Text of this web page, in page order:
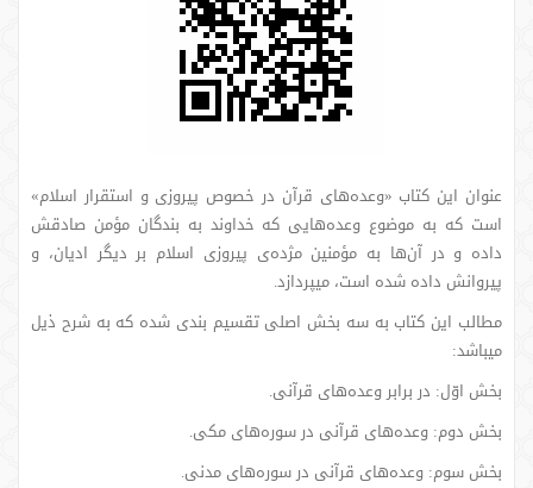
عنوان این کتاب «وعده‌های قرآن در خصوص پیروزی و استقرار اسلام»
است که به موضوع وعده‌هایی که خداوند به بندگان مؤمن صادقش
داده و در آن‌ها به مؤمنین مژده‌ی پیروزی اسلام بر دیگر ادیان، و
پیروانش داده شده است، می‎پردازد.
مطالب این کتاب به سه بخش اصلی تقسیم بندی شده که به شرح ذیل
می‏باشد:
بخش اوّل: در برابر وعده‌های قرآنی.
بخش دوم: وعده‌های قرآنی در سوره‌های مکی.
بخش سوم: وعده‌های قرآنی در سوره‌های مدنی.